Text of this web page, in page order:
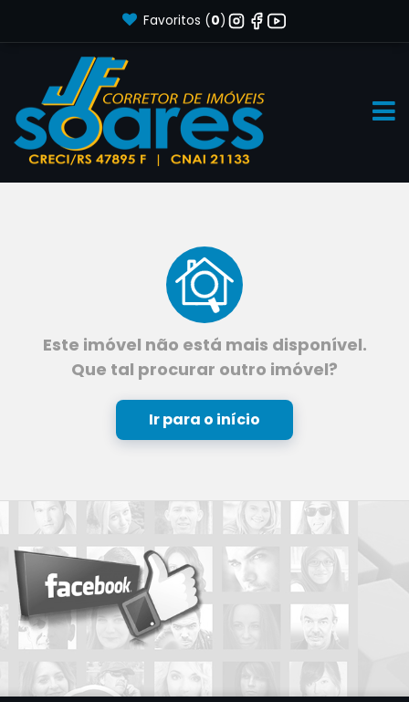
Favoritos (0)
Este imóvel não está mais disponível.
Que tal procurar outro imóvel?
Ir para o início